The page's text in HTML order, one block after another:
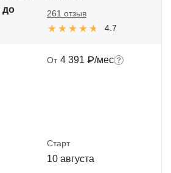
до
4.7
261 отзыв
От 4 391 ₽/мес
Старт
10 августа